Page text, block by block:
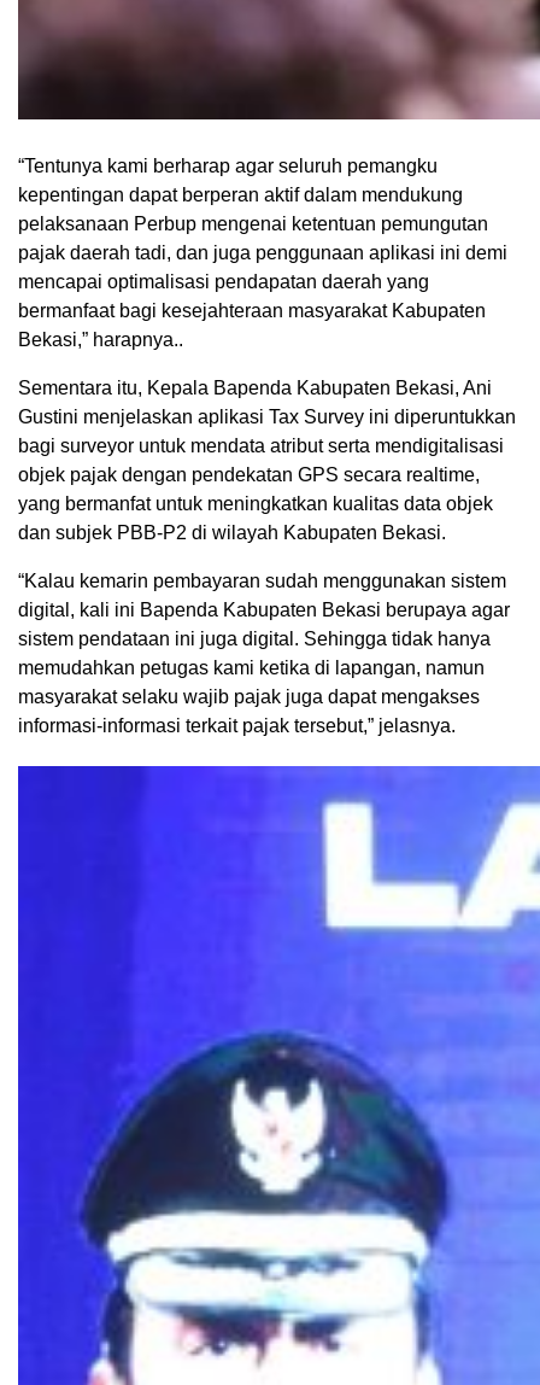
“Tentunya kami berharap agar seluruh pemangku
kepentingan dapat berperan aktif dalam mendukung
pelaksanaan Perbup mengenai ketentuan pemungutan
pajak daerah tadi, dan juga penggunaan aplikasi ini demi
mencapai optimalisasi pendapatan daerah yang
bermanfaat bagi kesejahteraan masyarakat Kabupaten
Bekasi,” harapnya..
Sementara itu, Kepala Bapenda Kabupaten Bekasi, Ani
Gustini menjelaskan aplikasi Tax Survey ini diperuntukkan
bagi surveyor untuk mendata atribut serta mendigitalisasi
objek pajak dengan pendekatan GPS secara realtime,
yang bermanfat untuk meningkatkan kualitas data objek
dan subjek PBB-P2 di wilayah Kabupaten Bekasi.
“Kalau kemarin pembayaran sudah menggunakan sistem
digital, kali ini Bapenda Kabupaten Bekasi berupaya agar
sistem pendataan ini juga digital. Sehingga tidak hanya
memudahkan petugas kami ketika di lapangan, namun
masyarakat selaku wajib pajak juga dapat mengakses
informasi-informasi terkait pajak tersebut,” jelasnya.